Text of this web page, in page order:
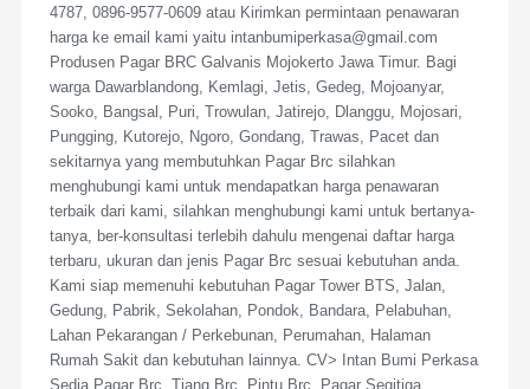
4787, 0896-9577-0609 atau Kirimkan permintaan penawaran
harga ke email kami yaitu intanbumiperkasa@gmail.com
Produsen Pagar BRC Galvanis Mojokerto Jawa Timur. Bagi
warga Dawarblandong, Kemlagi, Jetis, Gedeg, Mojoanyar,
Sooko, Bangsal, Puri, Trowulan, Jatirejo, Dlanggu, Mojosari,
Pungging, Kutorejo, Ngoro, Gondang, Trawas, Pacet dan
sekitarnya yang membutuhkan Pagar Brc silahkan
menghubungi kami untuk mendapatkan harga penawaran
terbaik dari kami, silahkan menghubungi kami untuk bertanya-
tanya, ber-konsultasi terlebih dahulu mengenai daftar harga
terbaru, ukuran dan jenis Pagar Brc sesuai kebutuhan anda.
Kami siap memenuhi kebutuhan Pagar Tower BTS, Jalan,
Gedung, Pabrik, Sekolahan, Pondok, Bandara, Pelabuhan,
Lahan Pekarangan / Perkebunan, Perumahan, Halaman
Rumah Sakit dan kebutuhan lainnya. CV> Intan Bumi Perkasa
Sedia Pagar Brc, Tiang Brc, Pintu Brc, Pagar Segitiga